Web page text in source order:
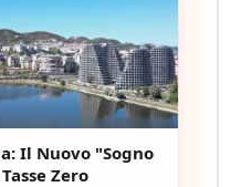
Il Nuovo "Sogno
Zero